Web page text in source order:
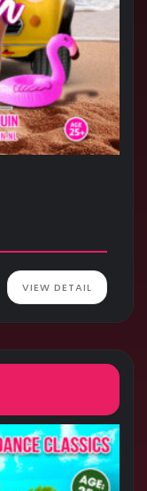
VIEW DETAIL